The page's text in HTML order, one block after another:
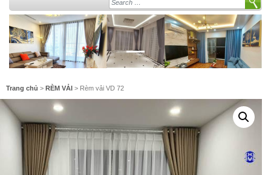
Search
Trang chủ > RÈM VẢI > Rèm vải VD 72